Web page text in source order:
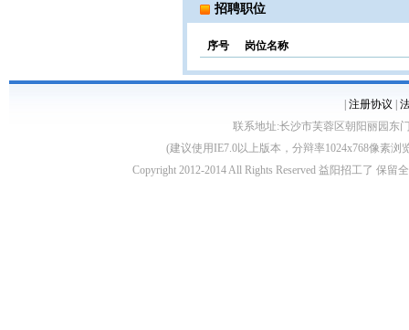
招聘职位
序号 岗位名称
注册协议
联系地址:长沙市芙蓉区朝阳丽园东
(建议使用IE7.0以上版本，分辩率1024x768像素
Copyright 2012-2014 All Rights Reserved 益阳招工了 保